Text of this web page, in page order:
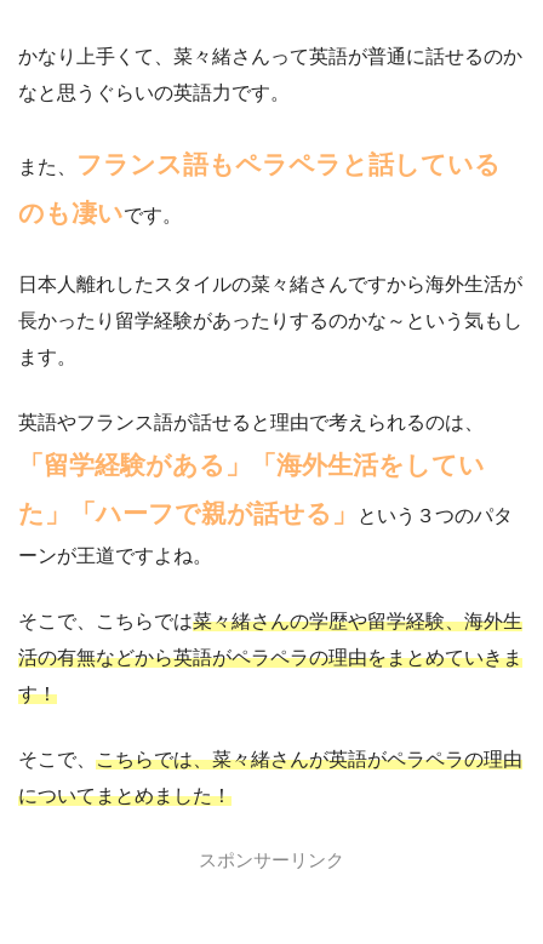
かなり上手くて、菜々緒さんって英語が普通に話せるのか
なと思うぐらいの英語力です。
また、
フランス語もペラペラと話している
のも凄いです。
日本人離れしたスタイルの菜々緒さんですから海外生活が
長かったり留学経験があったりするのかな～という気もし
ます。
英語やフランス語が話せると理由で考えられるのは、
「留学経験がある」「海外生活をしてい
た」「ハーフで親が話せる」
という３つのパタ
ーンが王道ですよね。
そこで、こちらでは菜々緒さんの学歴や留学経験、海外生
活の有無などから英語がペラペラの理由をまとめていきま
す！
そこで、 こちらでは、菜々緒さんが英語がペラペラの理由
についてまとめました！
スポンサーリンク